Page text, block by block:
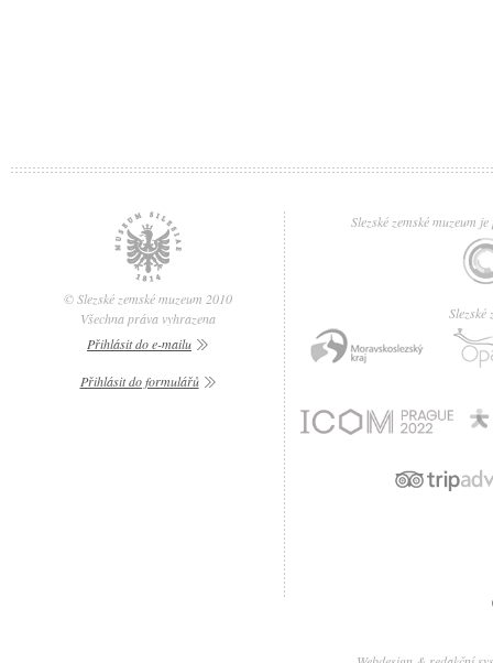
Slezské zemské muzeum
Slezské
© Slezské zemské muzeum 2010
Všechna práva vyhrazena
Přihlásit do e-mailu
Přihlásit do formulářů